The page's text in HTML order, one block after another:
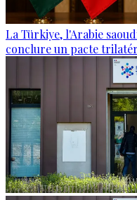
La Türkiye, l'Arabie
conclure un pacte